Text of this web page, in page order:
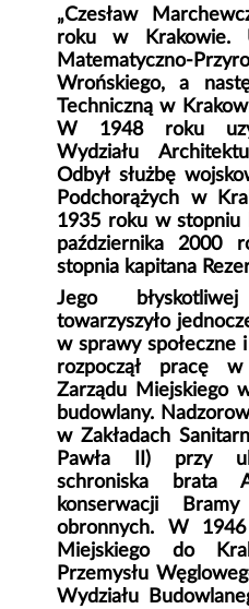
„Czesław
roku w Krakowie.
Wrońskiego, a
Techniczną w
W 1948 roku
Wydziału
Odbył służbę
Podchorążych w
1935 roku w stopniu
października 2000
stopnia kapitana
Jego
towarzyszyło
w sprawy społeczne
rozpoczął pracę
Zarządu Miejskiego
budowlany.
w Zakładach
Pawła II) przy
schroniska brata
konserwacji
obronnych. W
Miejskiego do
Przemysłu
Wydziału